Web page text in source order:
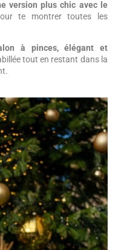
version plus chic avec le
te montrer toutes les
à pinces, élégant et
tout en restant dans la